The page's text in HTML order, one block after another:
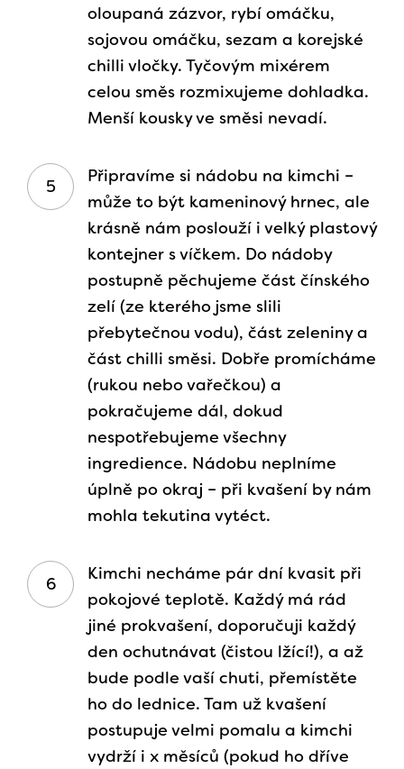
oloupaná zázvor, rybí omáčku,
sojovou omáčku, sezam a korejské
chilli vločky. Tyčovým mixérem
celou směs rozmixujeme dohladka.
Menší kousky ve směsi nevadí.
Připravíme si nádobu na kimchi –
může to být kameninový hrnec, ale
krásně nám poslouží i velký plastový
kontejner s víčkem. Do nádoby
postupně pěchujeme část čínského
zelí (ze kterého jsme slili
přebytečnou vodu), část zeleniny a
část chilli směsi. Dobře promícháme
(rukou nebo vařečkou) a
pokračujeme dál, dokud
nespotřebujeme všechny
ingredience. Nádobu neplníme
úplně po okraj – při kvašení by nám
mohla tekutina vytéct.
Kimchi necháme pár dní kvasit při
pokojové teplotě. Každý má rád
jiné prokvašení, doporučuji každý
den ochutnávat (čistou lžící!), a až
bude podle vaší chuti, přemístěte
ho do lednice. Tam už kvašení
postupuje velmi pomalu a kimchi
vydrží i x měsíců (pokud ho dříve